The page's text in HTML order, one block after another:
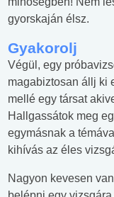
gyorskaján élsz.
Gyakorolj
Végül, egy
magabiztosan állj ki
mellé egy társat
Hallgassátok meg
egymásnak a
kihívás az éles
Nagyon kevesen